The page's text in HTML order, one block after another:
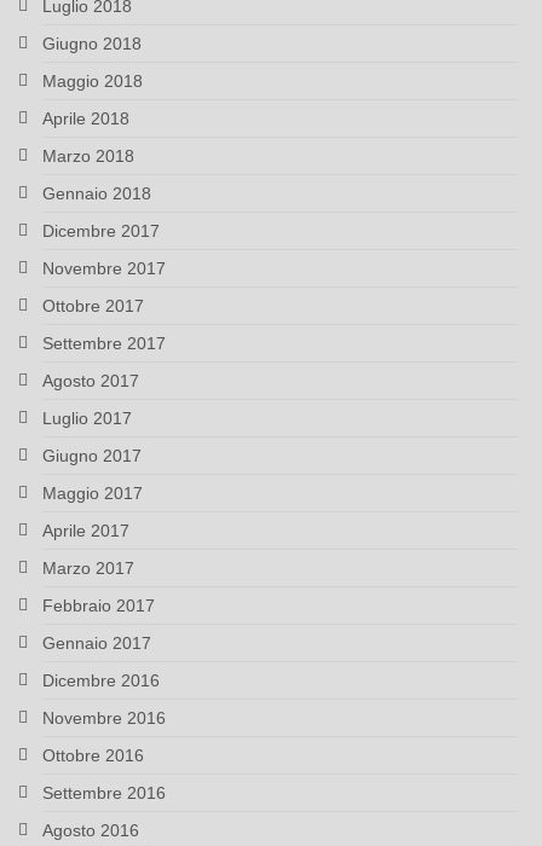
Luglio 2018
Giugno 2018
Maggio 2018
Aprile 2018
Marzo 2018
Gennaio 2018
Dicembre 2017
Novembre 2017
Ottobre 2017
Settembre 2017
Agosto 2017
Luglio 2017
Giugno 2017
Maggio 2017
Aprile 2017
Marzo 2017
Febbraio 2017
Gennaio 2017
Dicembre 2016
Novembre 2016
Ottobre 2016
Settembre 2016
Agosto 2016